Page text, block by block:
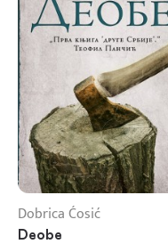
Dobrica Ćosić
Deobe